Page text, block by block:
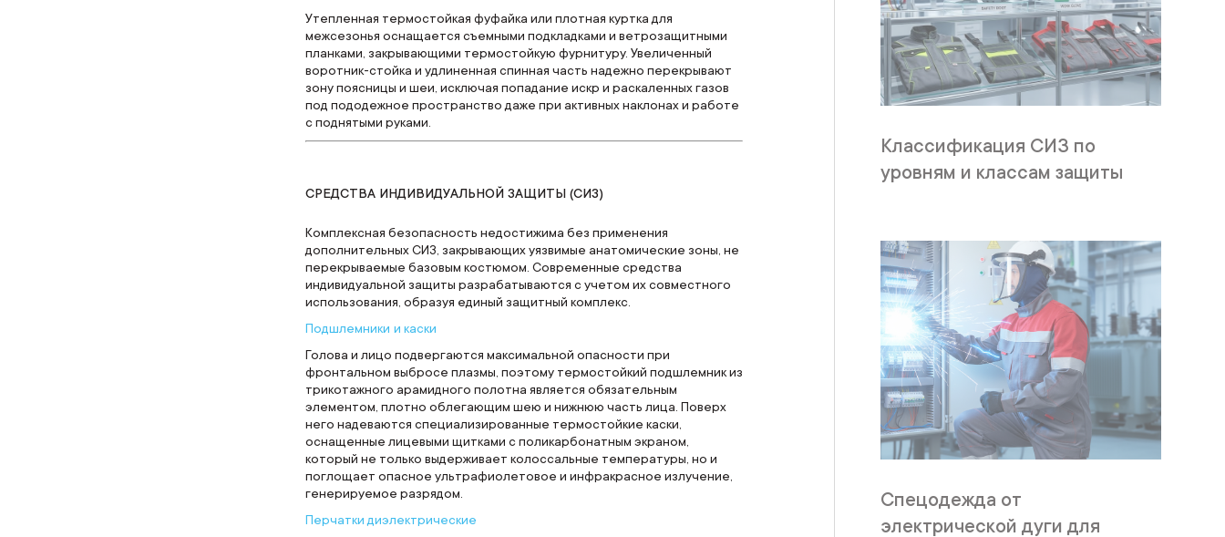
Утепленная термостойкая фуфайка или плотная куртка для
межсезонья оснащается съемными подкладками и ветрозащитными
планками, закрывающими термостойкую фурнитуру. Увеличенный
воротник-стойка и удлиненная спинная часть надежно перекрывают
зону поясницы и шеи, исключая попадание искр и раскаленных газов
под пододежное пространство даже при активных наклонах и работе
с поднятыми руками.
СРЕДСТВА ИНДИВИДУАЛЬНОЙ ЗАЩИТЫ (СИЗ)
Комплексная безопасность недостижима без применения
дополнительных СИЗ, закрывающих уязвимые анатомические зоны, не
перекрываемые базовым костюмом. Современные средства
индивидуальной защиты разрабатываются с учетом их совместного
использования, образуя единый защитный комплекс.
Подшлемники и каски
Голова и лицо подвергаются максимальной опасности при
фронтальном выбросе плазмы, поэтому термостойкий подшлемник из
трикотажного арамидного полотна является обязательным
элементом, плотно облегающим шею и нижнюю часть лица. Поверх
него надеваются специализированные термостойкие каски,
оснащенные лицевыми щитками с поликарбонатным экраном,
который не только выдерживает колоссальные температуры, но и
поглощает опасное ультрафиолетовое и инфракрасное излучение,
генерируемое разрядом.
Перчатки диэлектрические
Классификация СИЗ по
уровням и классам защиты
Спецодежда от
электрической дуги для